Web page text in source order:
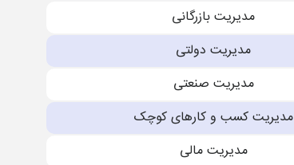
مدیریت بازرگانی
مدیریت دولتی
مدیریت صنعتی
مدیریت کسب و کارهای کوچک
مدیریت مالی